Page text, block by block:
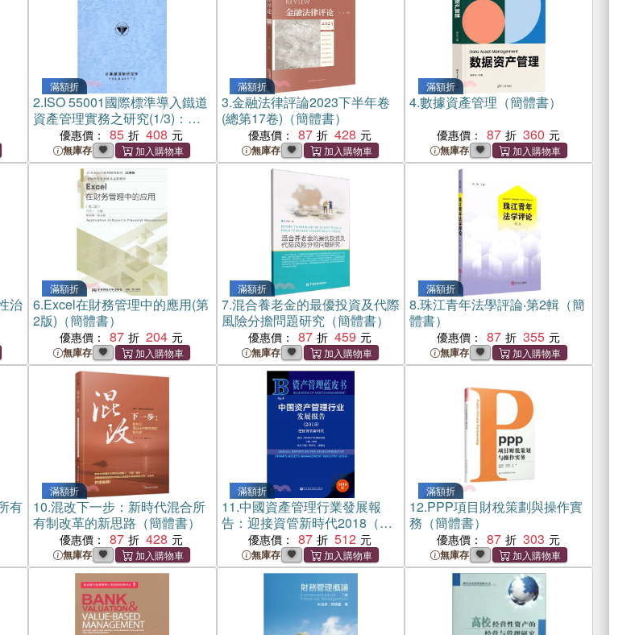
滿額折
2.ISO 55001國際標準導入鐵道
資產管理實務之研究(1/3)：制
度架構建立
優惠價： 85 408
無庫存
滿額折
3.金融法律評論2023下半年卷
(總第17卷)（簡體書）
優惠價： 87 428
無庫存
滿額折
4.數據資產管理（簡體書）
優惠價： 87 360
無庫存
治
滿額折
6.Excel在財務管理中的應用(第
2版)（簡體書）
優惠價： 87 204
無庫存
滿額折
7.混合養老金的最優投資及代際
風險分擔問題研究（簡體書）
優惠價： 87 459
無庫存
滿額折
8.珠江青年法學評論‧第2輯（簡
體書）
優惠價： 87 355
無庫存
有
滿額折
10.混改下一步：新時代混合所
有制改革的新思路（簡體書）
優惠價： 87 428
無庫存
滿額折
11.中國資產管理行業發展報
告：迎接資管新時代2018（簡
體書）優惠價： 87 512
無庫存
滿額折
12.PPP項目財稅策劃與操作實
務（簡體書）
優惠價： 87 303
無庫存